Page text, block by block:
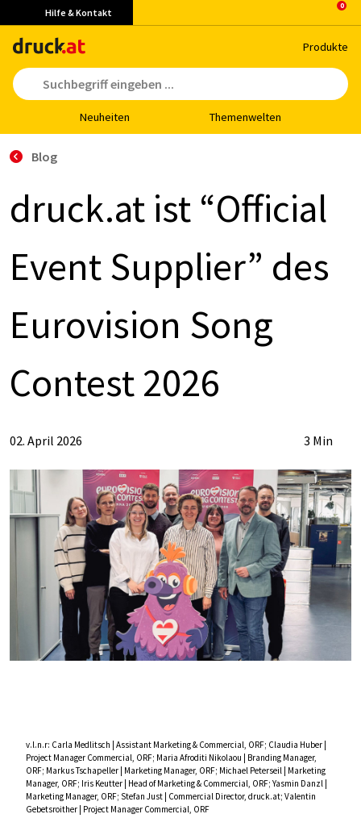
Hilfe & Kontakt
Pro­duk­te
Neu­hei­ten The­men­wel­ten
Blog
druck.at ist “Of­fi­ci­al
Event Sup­p­lier” des
Eu­ro­vi­si­on Song
Con­test 2026
02. April 2026 3 Min
v.l.n.r: Carla Medlitsch | Assistant Marketing & Commercial, ORF; Claudia Huber |
Project Manager Commercial, ORF; Maria Afroditi Nikolaou | Branding Manager,
ORF; Markus Tschapeller | Marketing Manager, ORF; Michael Peterseil | Marketing
Manager, ORF; Iris Keutter | Head of Marketing & Commercial, ORF; Yasmin Danzl |
Marketing Manager, ORF; Stefan Just | Commercial Director, druck.at; Valentin
Gebetsroither | Project Manager Commercial, ORF